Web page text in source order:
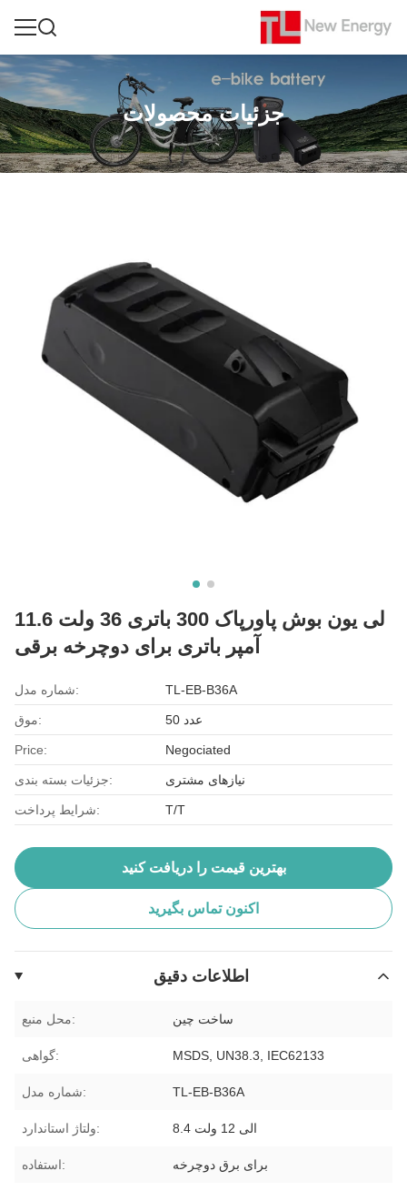
جزئیات محصولات
لی یون بوش پاورپاک 300 باتری 36 ولت 11.6
آمپر باتری برای دوچرخه برقی
شماره مدل: TL-EB-B36A
موق: 50 عدد
Price: Negociated
جزئیات بسته بندی: نیازهای مشتری
شرایط پرداخت: T/T
بهترین قیمت را دریافت کنید
اکنون تماس بگیرید
اطلاعات دقیق
محل منبع: ساخت چین
گواهی: MSDS, UN38.3, IEC62133
شماره مدل: TL-EB-B36A
ولتاژ استاندارد: 8.4 الی 12 ولت
استفاده: برای برق دوچرخه